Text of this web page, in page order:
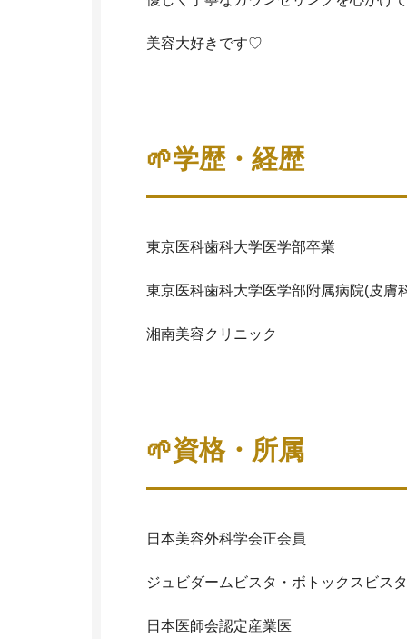
美容大好きです♡
🌱学歴・経歴
東京医科歯科大学医学部卒業
東京医科歯科大学医学部附属病院(皮膚
湘南美容クリニック
🌱資格・所属
日本美容外科学会正会員
ジュビダームビスタ・ボトックスビス
日本医師会認定産業医